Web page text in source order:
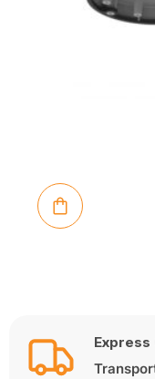
Express